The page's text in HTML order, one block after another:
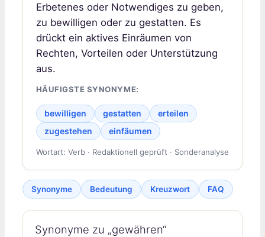
Erbetenes oder Notwendiges zu geben,
zu bewilligen oder zu gestatten. Es
drückt ein aktives Einräumen von
Rechten, Vorteilen oder Unterstützung
aus.
HÄUFIGSTE SYNONYME:
bewilligen gestatten
erteilen
zugestehen
einfäumen
Wortart: Verb · Redaktionell geprüft · Sonderanalyse
Synonyme Bedeutung Kreuzwort FAQ
Synonyme zu „gewähren“